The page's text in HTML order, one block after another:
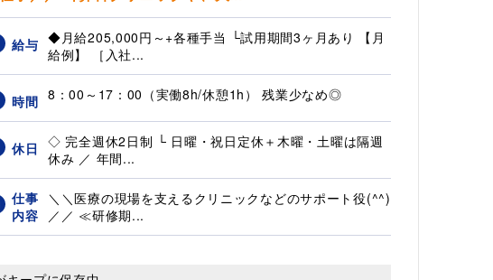
給与 ◆月給205,000円～+各種手当 └試用期間3ヶ月あり 【月
給例】 ［入社...
時間 8：00～17：00（実働8h/休憩1h） 残業少なめ◎
休日
◇ 完全週休2日制 └ 日曜・祝日定休＋木曜・土曜は隔週
休み ／ 年間...
仕事
内容
＼＼医療の現場を支えるクリニックなどのサポート役(^^)
／／ ≪研修期...